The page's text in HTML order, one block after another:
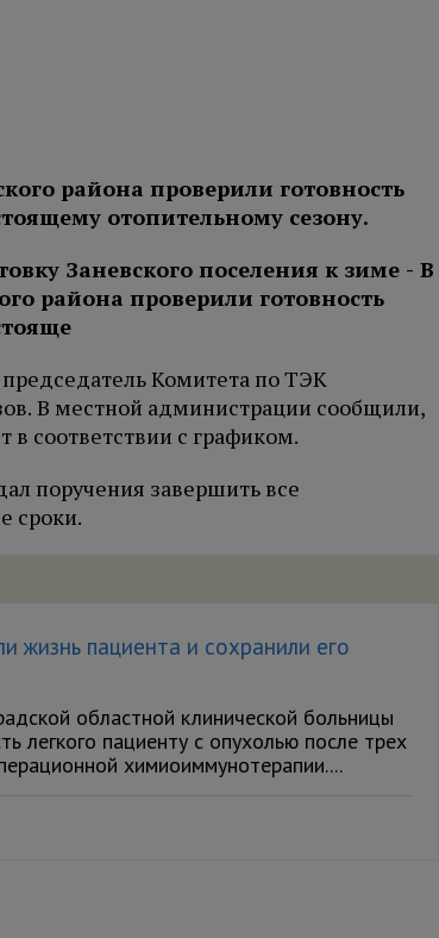
района проверили готовность
отопительному сезону.
Комитета по ТЭК
В местной администрации сообщили,
в соответствии с графиком.
поручения завершить все
сроки.
жизнь пациента и сохранили его
областной клинической больницы
легкого пациенту с опухолью после трех
химиоиммунотерапии....